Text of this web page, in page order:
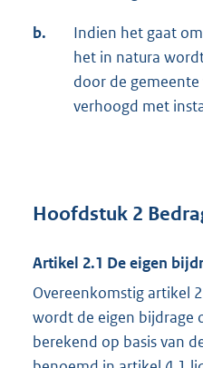
b.
Indien het gaat
het in natura
door de
verhoogd met
Hoofdstuk 2
Artikel 2.1 De eigen
Overeenkomstig artikel
wordt de eigen bijdrage
berekend op basis van